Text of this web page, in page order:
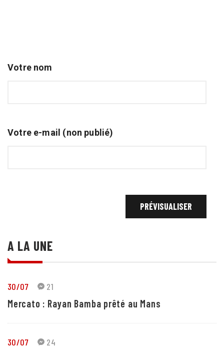
Votre nom
Votre e-mail (non publié)
A LA UNE
30/07 21
Mercato : Rayan Bamba prêté au Mans
30/07 24